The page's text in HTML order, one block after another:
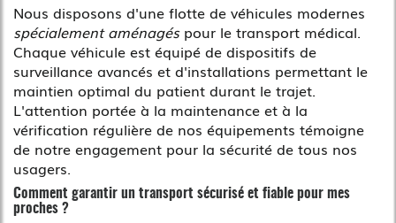
Nous disposons d'une flotte de véhicules modernes
spécialement aménagéspour le transport médical.
Chaque véhicule est équipé de dispositifs de
surveillance avancés et d'installations permettant le
maintien optimal du patient durant le trajet.
L'attention portée à la maintenance et à la
vérification régulière de nos équipements témoigne
de notre engagement pour la sécurité de tous nos
usagers.
Comment garantir un transport sécurisé et fiable pour mes
proches ?